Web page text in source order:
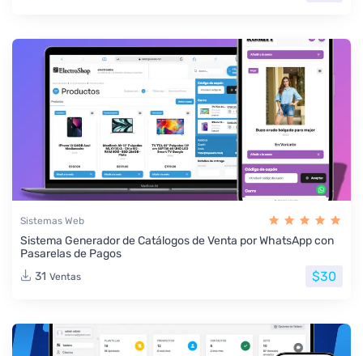
Sistemas Web
Sistema Generador de Catálogos de Venta por WhatsApp con
Pasarelas de Pagos
31 Ventas $30